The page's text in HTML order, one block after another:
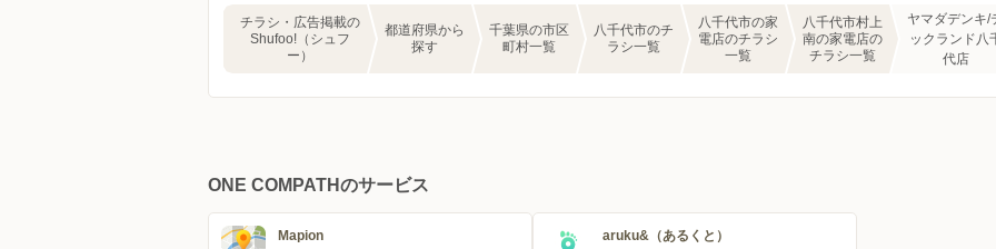
チラシ・広告掲載の
Shufoo!（シュフ
ー）
都道府県から
探す
千葉県の市区
町村一覧
八千代市のチ
ラシ一覧
八千代市の家
電店のチラシ
一覧
八千代市村上
南の家電店の
チラシ一覧
ヤマダデンキ/
ックランド八
代店
ONE COMPATHのサービス
Mapion
aruku&（あるくと）